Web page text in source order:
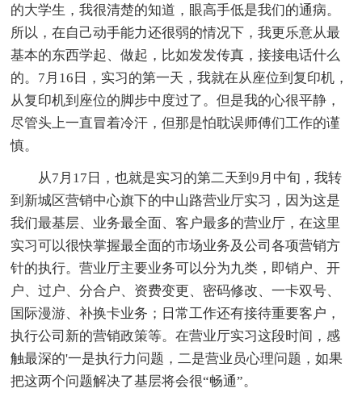
的大学生，我很清楚的知道，眼高手低是我们的通病。
所以，在自己动手能力还很弱的情况下，我更乐意从最
基本的东西学起、做起，比如发发传真，接接电话什么
的。7月16日，实习的第一天，我就在从座位到复印机，
从复印机到座位的脚步中度过了。但是我的心很平静，
尽管头上一直冒着冷汗，但那是怕耽误师傅们工作的谨
慎。
从7月17日，也就是实习的第二天到9月中旬，我转
到新城区营销中心旗下的中山路营业厅实习，因为这是
我们最基层、业务最全面、客户最多的营业厅，在这里
实习可以很快掌握最全面的市场业务及公司各项营销方
针的执行。营业厅主要业务可以分为九类，即销户、开
户、过户、分合户、资费变更、密码修改、一卡双号、
国际漫游、补换卡业务；日常工作还有接待重要客户，
执行公司新的营销政策等。在营业厅实习这段时间，感
触最深的'一是执行力问题，二是营业员心理问题，如果
把这两个问题解决了基层将会很“畅通”。